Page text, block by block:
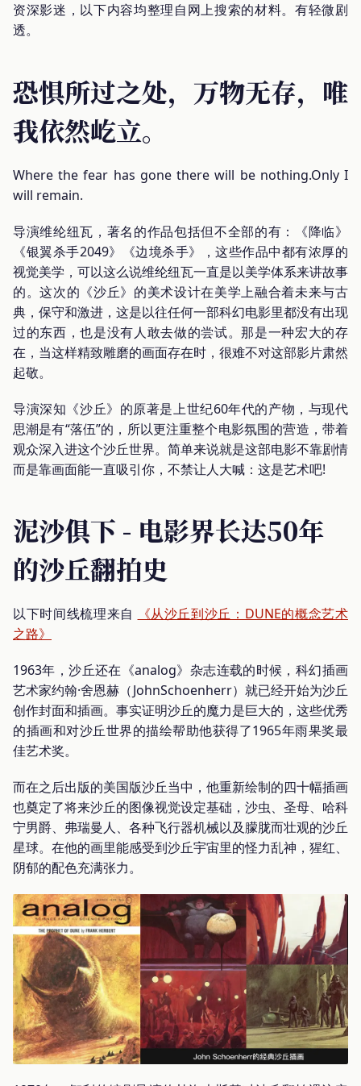
资深影迷，以下内容均整理自网上搜索的材料。有轻微剧
透。
恐惧所过之处，万物无存，唯
我依然屹立。
Where the fear has gone there will be nothing.Only I
will remain.
导演维纶纽瓦，著名的作品包括但不全部的有：《降临》
《银翼杀手2049》《边境杀手》，这些作品中都有浓厚的
视觉美学，可以这么说维纶纽瓦一直是以美学体系来讲故事
的。这次的《沙丘》的美术设计在美学上融合着未来与古
典，保守和激进，这是以往任何一部科幻电影里都没有出现
过的东西，也是没有人敢去做的尝试。那是一种宏大的存
在，当这样精致雕磨的画面存在时，很难不对这部影片肃然
起敬。
导演深知《沙丘》的原著是上世纪60年代的产物，与现代
思潮是有“落伍”的，所以更注重整个电影氛围的营造，带着
观众深入进这个沙丘世界。简单来说就是这部电影不靠剧情
而是靠画面能一直吸引你，不禁让人大喊：这是艺术吧!
泥沙俱下 - 电影界长达50年
的沙丘翻拍史
以下时间线梳理来自
《从沙丘到沙丘：DUNE的概念艺术
之路》
1963年，沙丘还在《analog》杂志连载的时候，科幻插画
艺术家约翰·舍恩赫（JohnSchoenherr）就已经开始为沙丘
创作封面和插画。事实证明沙丘的魔力是巨大的，这些优秀
的插画和对沙丘世界的描绘帮助他获得了1965年雨果奖最
佳艺术奖。
而在之后出版的美国版沙丘当中，他重新绘制的四十幅插画
也奠定了将来沙丘的图像视觉设定基础，沙虫、圣母、哈科
宁男爵、弗瑞曼人、各种飞行器机械以及朦胧而壮观的沙丘
星球。在他的画里能感受到沙丘宇宙里的怪力乱神，猩红、
阴郁的配色充满张力。